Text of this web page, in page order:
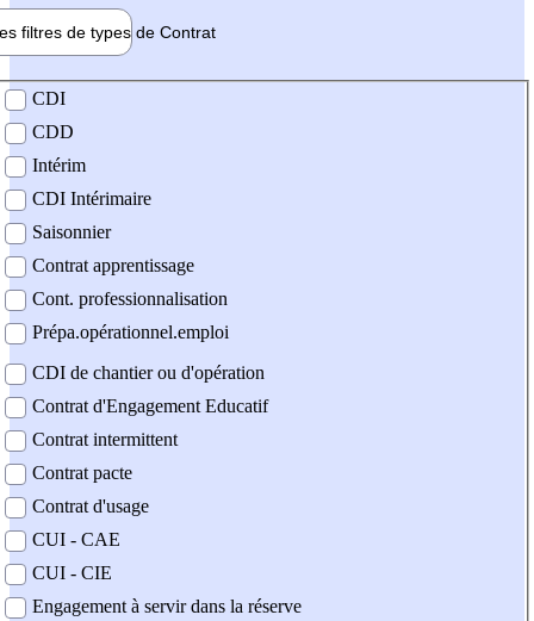
filtres de types de Contrat
contrat
CDI
CDD
Intérim
CDI Intérimaire
Saisonnier
Contrat apprentissage
Cont. professionnalisation
Prépa.opérationnel.emploi
CDI de chantier ou d'opération
Contrat d'Engagement Educatif
Contrat intermittent
Contrat pacte
Contrat d'usage
CUI - CAE
CUI - CIE
Engagement à servir dans la réserve